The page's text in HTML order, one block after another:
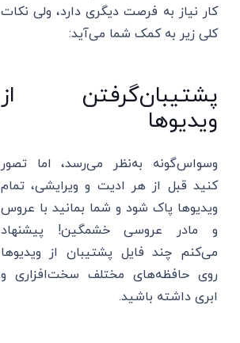
کار نیاز به فرصت دیگری دارد، ولی نکات
کلی زیر به کمک شما می‌آید:
پشتیبان‌گرفتن از
ویدیوها
وسواس‌گونه به‌نظر می‌رسد، اما تصور
کنید قبل از هر ادیت و ویرایشی، تمام
ویدیوها پاک شود و شما بمانید با عروس
و مادر عروسی خشمگین! پیشنهاد
می‌کنم چند فایل پشتیبان از ویدیوها
روی حافظه‌های مختلف سخت‌افزاری و
ابری داشته باشید.